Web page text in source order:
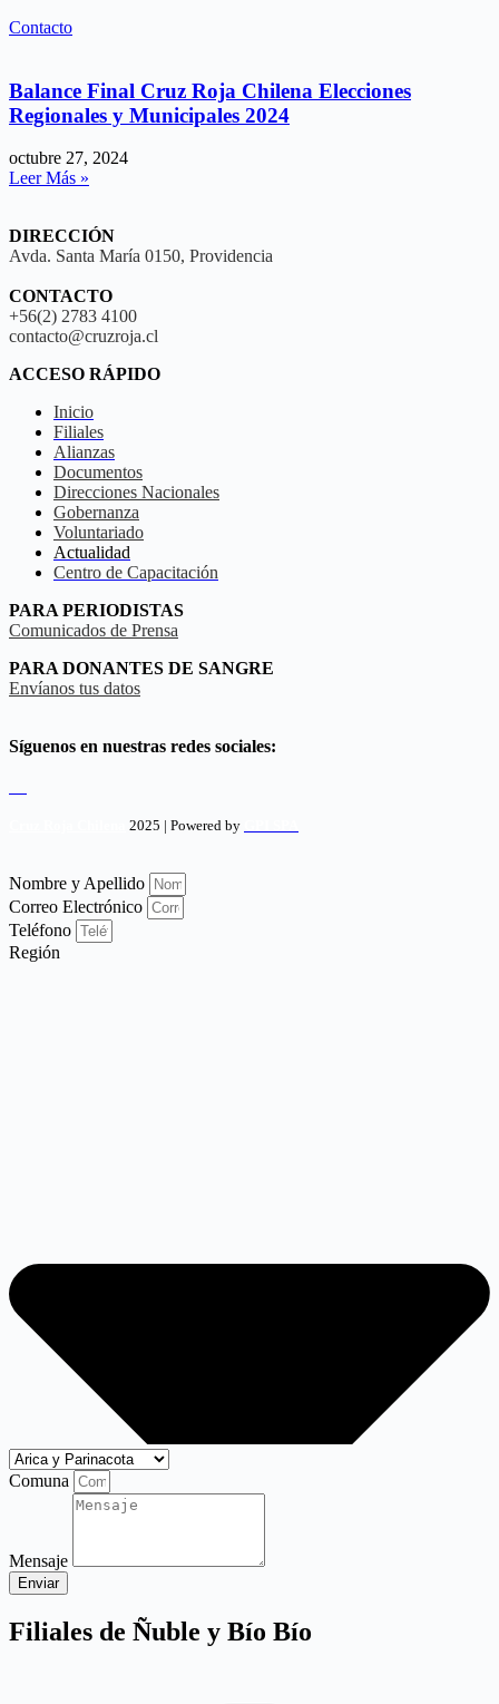
Contacto
Balance Final Cruz Roja Chilena Elecciones
Regionales y Municipales 2024
octubre 27, 2024
Leer Más »
DIRECCIÓN
Avda. Santa María 0150, Providencia
CONTACTO
+56(2) 2783 4100
contacto@cruzroja.cl
ACCESO RÁPIDO
Inicio
Filiales
Alianzas
Documentos
Direcciones Nacionales
Gobernanza
Voluntariado
Actualidad
Centro de Capacitación
PARA PERIODISTAS
Comunicados de Prensa
PARA DONANTES DE SANGRE
Envíanos tus datos
Síguenos en nuestras redes sociales:
2025 | Powered by
Nombre y Apellido
Correo Electrónico
Teléfono
Región
Comuna
Mensaje
Enviar
Filiales de Ñuble y Bío Bío